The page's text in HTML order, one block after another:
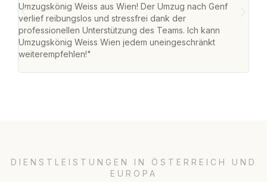
Umzugskönig Weiss aus Wien! Der Umzug nach Genf
verlief reibungslos und stressfrei dank der
professionellen Unterstützung des Teams. Ich kann
Umzugskönig Weiss Wien jedem uneingeschränkt
weiterempfehlen!"
DIENSTLEISTUNGEN IN ÖSTERREICH UND
EUROPA